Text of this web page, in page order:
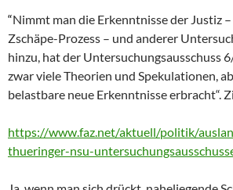
“Nimmt man die Erkenntnisse der Justiz
Zschäpe-Prozess – und anderer
hinzu, hat der Untersuchungsausschuss
zwar viele Theorien und Spekulationen,
belastbare neue Erkenntnisse erbracht“.
https://www.faz.net/aktuell/politik/
thueringer-nsu-